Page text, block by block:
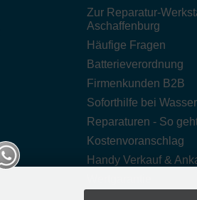
Zur Reparatur-
Aschaffenburg
Häufige Fragen
Batterieverordnung
Firmenkunden B2B
Soforthilfe bei
Reparaturen - So
Kostenvoranschlag
Handy Verkauf &